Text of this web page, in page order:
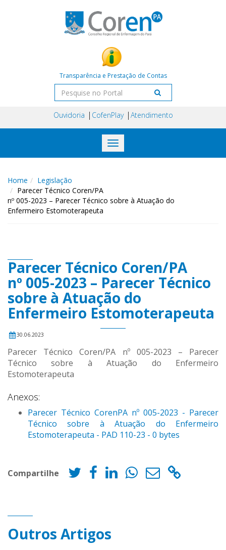
Transparência e Prestação de Contas
Ouvidoria CofenPlay Atendimento
Toggle
navigation
Home
Legislação
Parecer Técnico Coren/PA
nº 005-2023 – Parecer Técnico sobre à Atuação do
Enfermeiro Estomoterapeuta
Parecer Técnico Coren/PA
nº 005-2023 – Parecer Técnico
sobre à Atuação do
Enfermeiro Estomoterapeuta
30.06.2023
Parecer Técnico Coren/PA nº 005-2023 – Parecer
Técnico sobre à Atuação do Enfermeiro
Estomoterapeuta
Anexos:
Parecer Técnico CorenPA nº 005-2023 - Parecer
Técnico sobre à Atuação do Enfermeiro
Estomoterapeuta - PAD 110-23 - 0 bytes
Compartilhe
Outros Artigos